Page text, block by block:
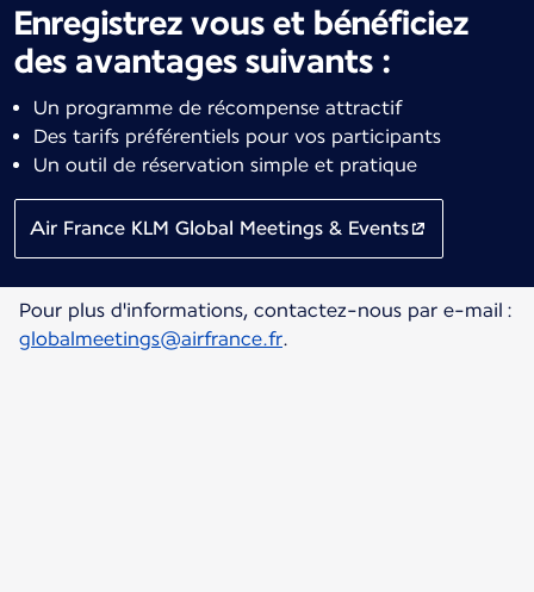
Enregistrez vous et bénéficiez
des avantages suivants :
Un programme de récompense attractif
Des tarifs préférentiels pour vos participants
Un outil de réservation simple et pratique
Air France KLM Global Meetings & Events
Pour plus d'informations, contactez-nous par e-mail :
globalmeetings@airfrance.fr.